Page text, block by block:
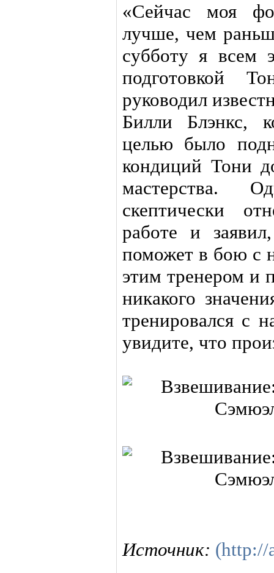
«Сейчас моя
лучше, чем
субботу я всем
подготовкой
руководил
Билли Блэнкс,
целью было
кондиций Тони
мастерства.
скептически
работе и
поможет в бою с
этим тренером и
никакого
тренировался с
увидите, что
Источник: (http://